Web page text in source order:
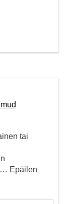
tai
Epäilen